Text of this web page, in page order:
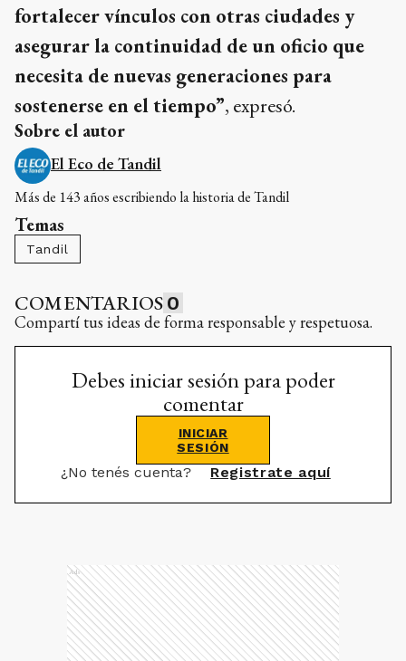
fortalecer vínculos con otras ciudades y
asegurar la continuidad de un oficio que
necesita de nuevas generaciones para
sostenerse en el tiempo”, expresó.
Sobre el autor
El Eco de Tandil
Más de 143 años escribiendo la historia de Tandil
Temas
Tandil
COMENTARIOS 0
Compartí tus ideas de forma responsable y respetuosa.
Debes iniciar sesión para poder
comentar
INICIAR
SESIÓN
¿No tenés cuenta? Registrate aquí
Ads